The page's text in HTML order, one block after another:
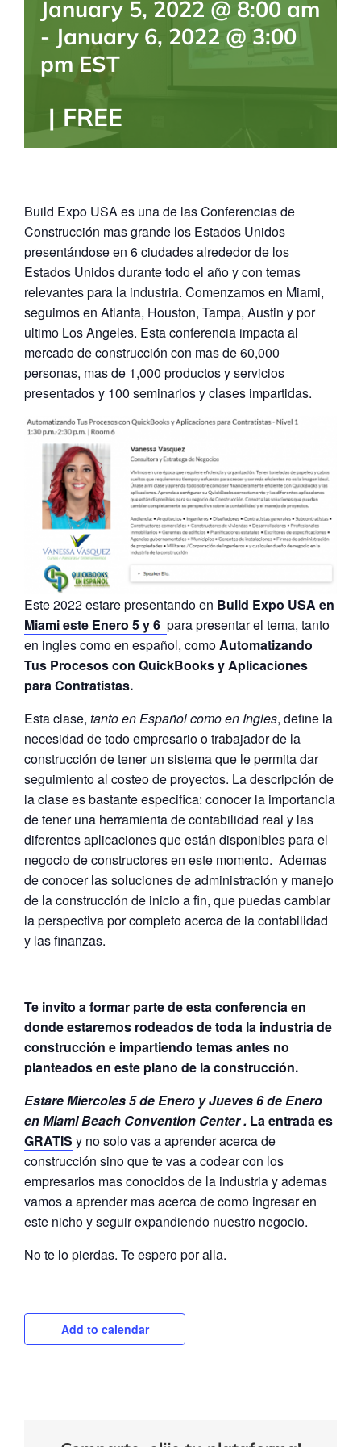
CONTACTANOS
January 5, 2022 @ 8:00 am
- January 6, 2022 @ 3:00
pm EST
| FREE
Build Expo USA es una de las Conferencias de
Construcción mas grande los Estados Unidos
presentándose en 6 ciudades alrededor de los
Estados Unidos durante todo el año y con temas
relevantes para la industria. Comenzamos en Miami,
seguimos en Atlanta, Houston, Tampa, Austin y por
ultimo Los Angeles. Esta conferencia impacta al
mercado de construcción con mas de 60,000
personas, mas de 1,000 productos y servicios
presentados y 100 seminarios y clases impartidas.
Este 2022 estare presentando en Build Expo USA en
Miami este Enero 5 y 6 para presentar el tema, tanto
en ingles como en español, comoAutomatizando
Tus Procesos con QuickBooks y Aplicaciones
para Contratistas.
Esta clase, tanto en Español como en Ingles, define la
necesidad de todo empresario o trabajador de la
construcción de tener un sistema que le permita dar
seguimiento al costeo de proyectos. La descripción de
la clase es bastante especifica: conocer la importancia
de tener una herramienta de contabilidad real y las
diferentes aplicaciones que están disponibles para el
negocio de constructores en este momento. Ademas
de conocer las soluciones de administración y manejo
de la construcción de inicio a fin, que puedas cambiar
la perspectiva por completo acerca de la contabilidad
y las finanzas.
Te invito a formar parte de esta conferencia en
donde estaremos rodeados de toda la industria de
construcción e impartiendo temas antes no
planteados en este plano de la construcción.
Estare Miercoles 5 de Enero y Jueves 6 de Enero
en Miami Beach Convention Center . La entrada es
GRATIS y no solo vas a aprender acerca de
construcción sino que te vas a codear con los
empresarios mas conocidos de la industria y ademas
vamos a aprender mas acerca de como ingresar en
este nicho y seguir expandiendo nuestro negocio.
No te lo pierdas. Te espero por alla.
Add to calendar